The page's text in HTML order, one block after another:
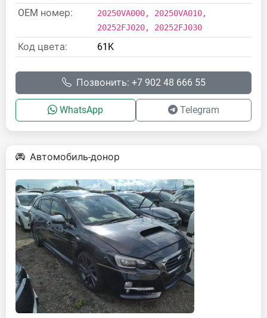
OEM номер:
20250VA000, 20250VA010,
20252FJ020, 20252FJ030
Код цвета: 61K
Позвонить: +7 902 48 666 55
WhatsApp Telegram
Автомобиль-донор